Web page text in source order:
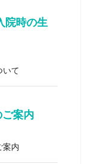
院時の生
いて
案内
案内